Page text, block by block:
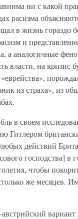
ни с какой
расизма
в жизнь гораздо
и
а аналогичные
власти, на кризис
из страха», из
в своем
Гитлером
действий
господства] в
чтобы
же месяцев.